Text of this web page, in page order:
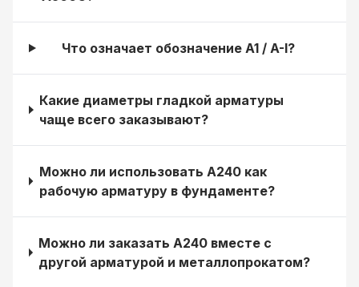
Что означает обозначение А1 / А-I?
Какие диаметры гладкой арматуры
чаще всего заказывают?
Можно ли использовать А240 как
рабочую арматуру в фундаменте?
Можно ли заказать А240 вместе с
другой арматурой и металлопрокатом?